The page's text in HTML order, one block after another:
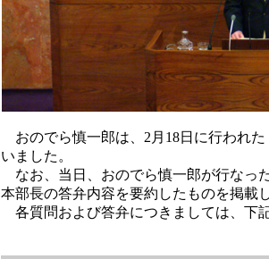
おのでら慎一郎は、2月18日に行われた
いました。
なお、当日、おのでら慎一郎が行なっ
本部長の答弁内容を要約したものを掲載
各質問および答弁につきましては、下